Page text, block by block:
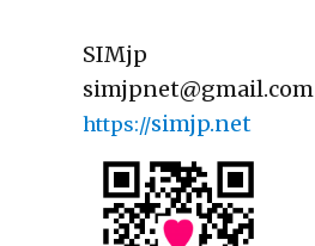
SIMjp
simjpnet@gmail.com
https://simjp.net